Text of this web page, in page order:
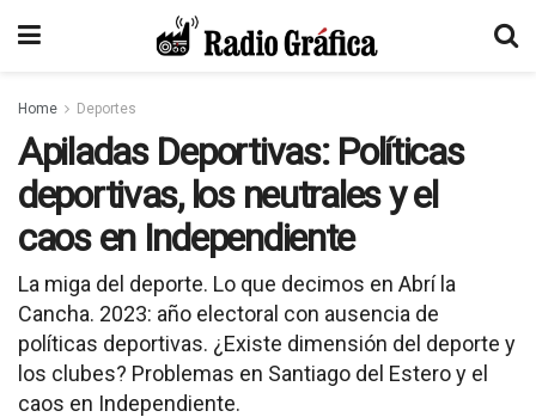
Home Deportes
Apiladas Deportivas: Políticas
deportivas, los neutrales y el
caos en Independiente
La miga del deporte. Lo que decimos en Abrí la
Cancha. 2023: año electoral con ausencia de
políticas deportivas. ¿Existe dimensión del deporte y
los clubes? Problemas en Santiago del Estero y el
caos en Independiente.